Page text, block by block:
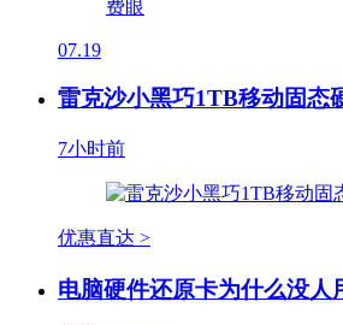
07.19
雷克沙小黑巧1TB移动固态
7小时前
优惠直达 >
电脑硬件还原卡为什么没人